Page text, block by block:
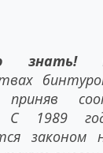
знать!В
приняв
С 1989
законом